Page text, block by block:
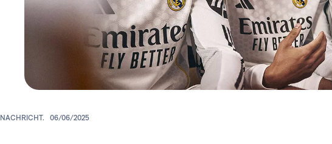
NACHRICHT. 06/06/2025